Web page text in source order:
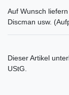
Auf Wunsch
Discman usw.
Dieser Artikel
UStG.